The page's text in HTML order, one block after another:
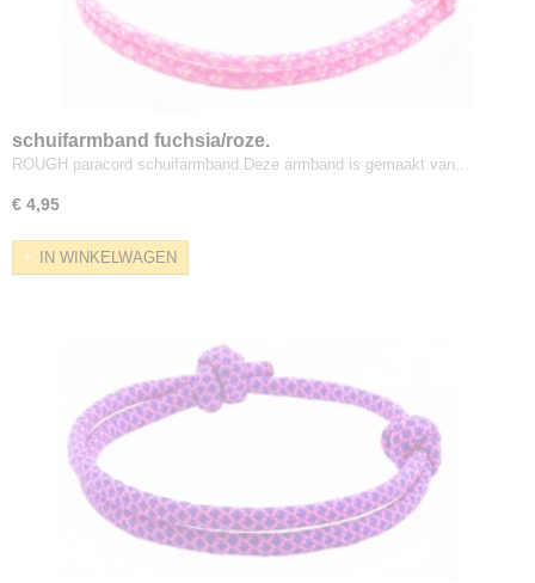
schuifarmband fuchsia/roze.
ROUGH paracord schuifarmband.Deze armband is gemaakt van…
€ 4,95
IN WINKELWAGEN